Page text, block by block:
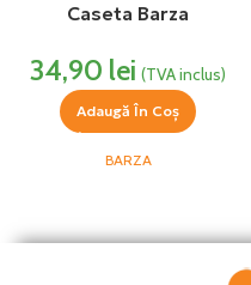
Caseta Barza
34,90 lei (TVA inclus)
Adaugă În Coș
BARZA